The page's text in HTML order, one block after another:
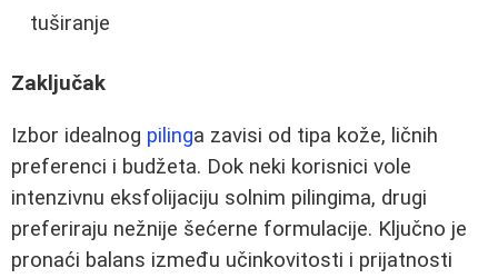
tuširanje
Zaključak
Izbor idealnog pilinga zavisi od tipa kože, ličnih
preferenci i budžeta. Dok neki korisnici vole
intenzivnu eksfolijaciju solnim pilingima, drugi
preferiraju nežnije šećerne formulacije. Ključno je
pronaći balans između učinkovitosti i prijatnosti